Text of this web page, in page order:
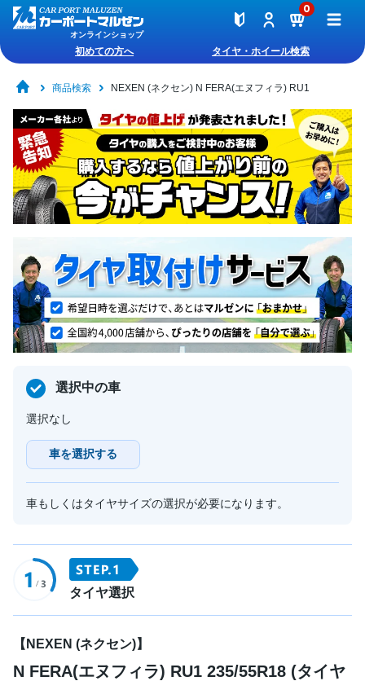
オンラインショップ
0
初めての方へ タイヤ・ホイール検索
商品検索 NEXEN (ネクセン) N FERA(エヌフィラ) RU1
選択中の車
選択なし
車を選択する
車もしくはタイヤサイズの選択が必要になります。
タイヤ選択
【NEXEN (ネクセン)】
N FERA(エヌフィラ) RU1 235/55R18 (タイヤ